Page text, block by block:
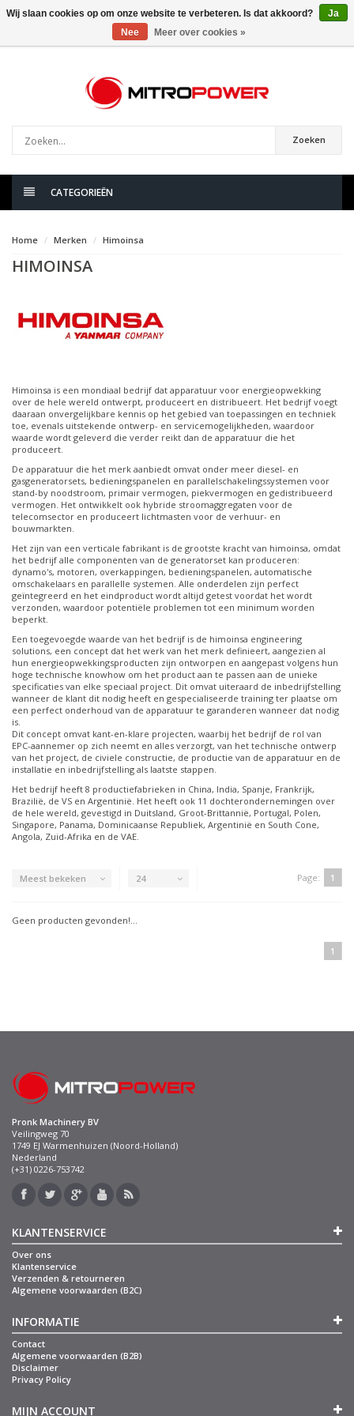
Zoeken
CATEGORIEËN
Home Merken Himoinsa
HIMOINSA
Himoinsa is een mondiaal bedrijf dat apparatuur voor energieopwekking
over de hele wereld ontwerpt, produceert en distribueert. Het bedrijf voegt
daaraan onvergelijkbare kennis op het gebied van toepassingen en techniek
toe, evenals uitstekende ontwerp- en servicemogelijkheden, waardoor
waarde wordt geleverd die verder reikt dan de apparatuur die het
produceert.
De apparatuur die het merk aanbiedt omvat onder meer diesel- en
gasgeneratorsets, bedieningspanelen en parallelschakelingssystemen voor
stand-by noodstroom, primair vermogen, piekvermogen en gedistribueerd
vermogen. Het ontwikkelt ook hybride stroomaggregaten voor de
telecomsector en produceert lichtmasten voor de verhuur- en
bouwmarkten.
Het zijn van een verticale fabrikant is de grootste kracht van himoinsa, omdat
het bedrijf alle componenten van de generatorset kan produceren:
dynamo's, motoren, overkappingen, bedieningspanelen, automatische
omschakelaars en parallelle systemen. Alle onderdelen zijn perfect
geïntegreerd en het eindproduct wordt altijd getest voordat het wordt
verzonden, waardoor potentiële problemen tot een minimum worden
beperkt.
Een toegevoegde waarde van het bedrijf is de himoinsa engineering
solutions, een concept dat het werk van het merk definieert, aangezien al
hun energieopwekkingsproducten zijn ontworpen en aangepast volgens hun
hoge technische knowhow om het product aan te passen aan de unieke
specificaties van elke speciaal project. Dit omvat uiteraard de inbedrijfstelling
wanneer de klant dit nodig heeft en gespecialiseerde training ter plaatse om
een perfect onderhoud van de apparatuur te garanderen wanneer dat nodig
is.
Dit concept omvat kant-en-klare projecten, waarbij het bedrijf de rol van
EPC-aannemer op zich neemt en alles verzorgt, van het technische ontwerp
van het project, de civiele constructie, de productie van de apparatuur en de
installatie en inbedrijfstelling als laatste stappen.
Het bedrijf heeft 8 productiefabrieken in China, India, Spanje, Frankrijk,
Brazilië, de VS en Argentinië. Het heeft ook 11 dochterondernemingen over
de hele wereld, gevestigd in Duitsland, Groot-Brittannië, Portugal, Polen,
Singapore, Panama, Dominicaanse Republiek, Argentinië en South Cone,
Angola, Zuid-Afrika en de VAE.
Meest bekeken 24 Page: 1
Geen producten gevonden!...
1
Pronk Machinery BV
Veilingweg 70
1749 EJ Warmenhuizen (Noord-Holland)
Nederland
(+31) 0226-753742
KLANTENSERVICE
Over ons
Klantenservice
Verzenden & retourneren
Algemene voorwaarden (B2C)
INFORMATIE
Contact
Algemene voorwaarden (B2B)
Disclaimer
Privacy Policy
MIJN ACCOUNT
Wij slaan cookies op om onze website te verbeteren. Is dat akkoord?
Ja
Nee
Meer over cookies »